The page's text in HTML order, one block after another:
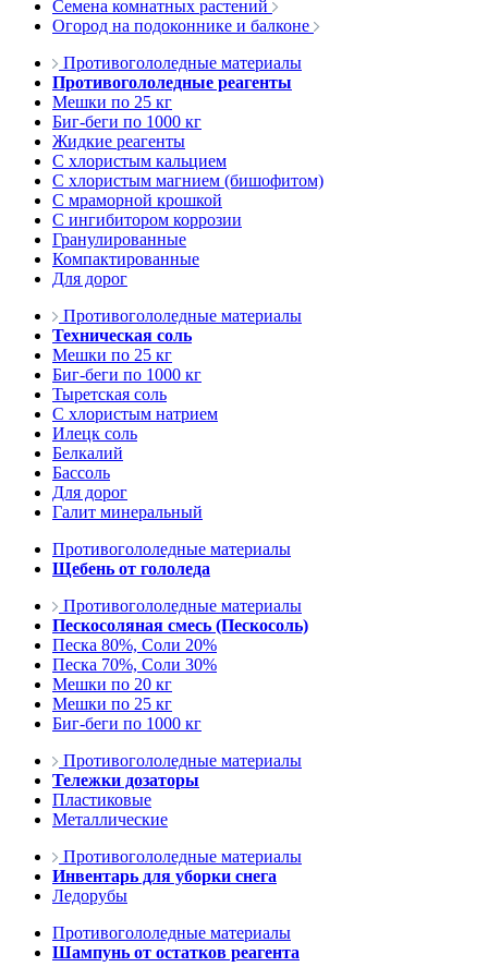
Семена комнатных растений
Огород на подоконнике и балконе
Противогололедные материалы
Противогололедные реагенты
Мешки по 25 кг
Биг-беги по 1000 кг
Жидкие реагенты
С хлористым кальцием
С хлористым магнием (бишофитом)
С мраморной крошкой
С ингибитором коррозии
Гранулированные
Компактированные
Для дорог
Противогололедные материалы
Техническая соль
Мешки по 25 кг
Биг-беги по 1000 кг
Тыретская соль
С хлористым натрием
Илецк соль
Белкалий
Бассоль
Для дорог
Галит минеральный
Противогололедные материалы
Щебень от гололеда
Противогололедные материалы
Пескосоляная смесь (Пескосоль)
Песка 80%, Соли 20%
Песка 70%, Соли 30%
Мешки по 20 кг
Мешки по 25 кг
Биг-беги по 1000 кг
Противогололедные материалы
Тележки дозаторы
Пластиковые
Металлические
Противогололедные материалы
Инвентарь для уборки снега
Ледорубы
Противогололедные материалы
Шампунь от остатков реагента